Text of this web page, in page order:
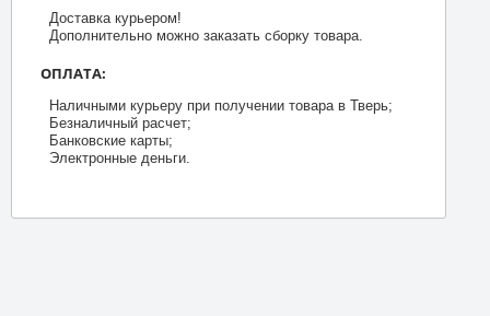
Доставка курьером!
Дополнительно можно заказать сборку товара.
ОПЛАТА:
Наличными курьеру при получении товара в Тверь;
Безналичный расчет;
Банковские карты;
Электронные деньги.